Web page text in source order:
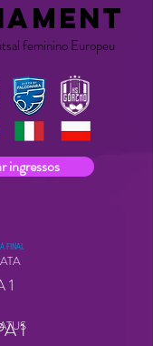
feminino Europeu
ingressos
FINAL
1
1